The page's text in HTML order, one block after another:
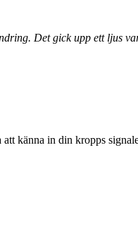
Det gick upp ett ljus
känna in din kropps